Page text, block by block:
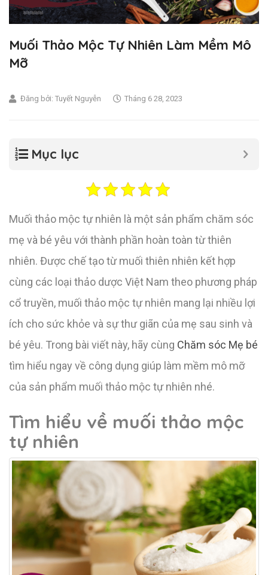
Muối Thảo Mộc Tự Nhiên Làm Mềm Mô
Mỡ
Đăng bởi: Tuyết Nguyễn Tháng 6 28, 2023
Mục lục
Muối thảo mộc tự nhiên là một sản phẩm chăm sóc
mẹ và bé yêu với thành phần hoàn toàn từ thiên
nhiên. Được chế tạo từ muối thiên nhiên kết hợp
cùng các loại thảo dược Việt Nam theo phương pháp
cổ truyền, muối thảo mộc tự nhiên mang lại nhiều lợi
ích cho sức khỏe và sự thư giãn của mẹ sau sinh và
bé yêu. Trong bài viết này, hãy cùng Chăm sóc Mẹ bé
tìm hiểu ngay về công dụng giúp làm mềm mô mỡ
của sản phẩm muối thảo mộc tự nhiên nhé.
Tìm hiểu về muối thảo mộc
tự nhiên